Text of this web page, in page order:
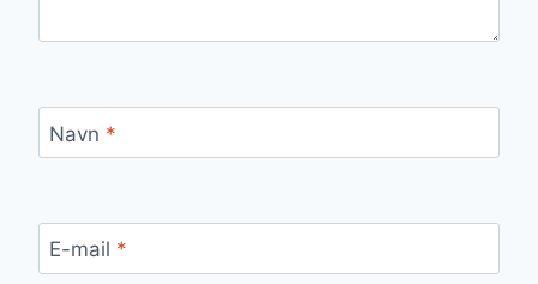
Navn *
E-mail *